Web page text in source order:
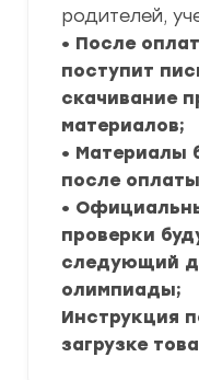
родителей,
• После
поступит
скачивание
материалов;
• Материалы
после
•
проверки
следующий
олимпиады;
Инструкция
загрузке